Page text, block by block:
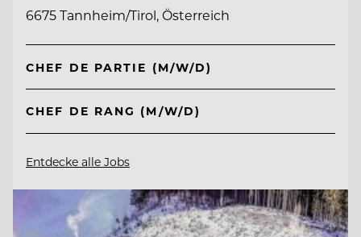
6675 Tannheim/Tirol, Österreich
CHEF DE PARTIE (M/W/D)
CHEF DE RANG (M/W/D)
Entdecke alle Jobs